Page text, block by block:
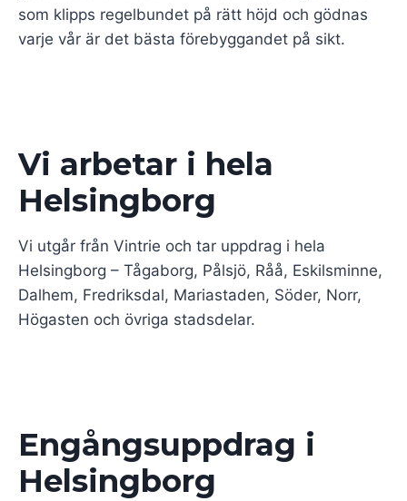
som klipps regelbundet på rätt höjd och gödnas
varje vår är det bästa förebyggandet på sikt.
Vi arbetar i hela
Helsingborg
Vi utgår från Vintrie och tar uppdrag i hela
Helsingborg – Tågaborg, Pålsjö, Råå, Eskilsminne,
Dalhem, Fredriksdal, Mariastaden, Söder, Norr,
Högasten och övriga stadsdelar.
Engångsuppdrag i
Helsingborg